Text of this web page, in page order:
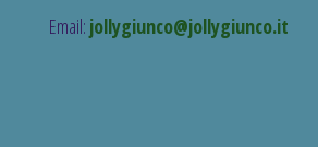
Email: jollygiunco@jollygiunco.it